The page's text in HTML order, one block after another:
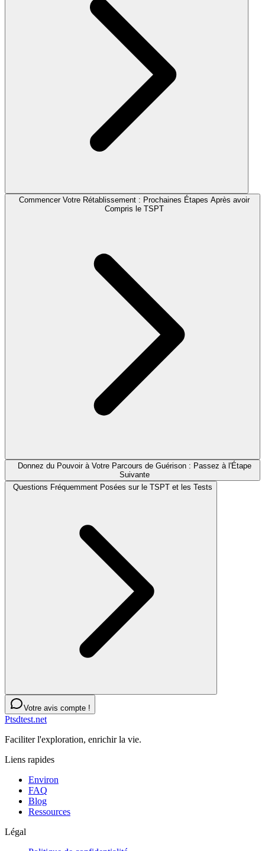
Commencer Votre Rétablissement : Prochaines Étapes Après avoir
Compris le TSPT
Donnez du Pouvoir à Votre Parcours de Guérison : Passez à l'Étape
Suivante
Questions Fréquemment Posées sur le TSPT et les Tests
Votre avis compte !
Ptsdtest.net
Faciliter l'exploration, enrichir la vie.
Liens rapides
Environ
FAQ
Blog
Ressources
Légal